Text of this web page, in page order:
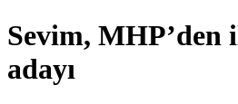
Sevim, MHP’den
adayı